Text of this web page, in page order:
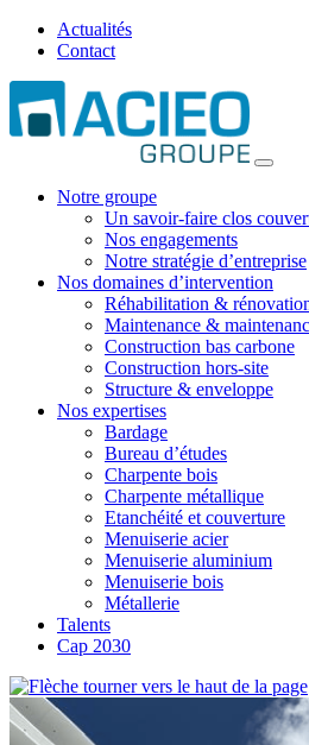
Actualités
Contact
Notre groupe
Un savoir-faire clos
Nos engagements
Notre stratégie d’entreprise
Nos domaines d’intervention
Réhabilitation &
Maintenance &
Construction bas carbone
Construction hors-site
Structure & enveloppe
Nos expertises
Bardage
Bureau d’études
Charpente bois
Charpente métallique
Etanchéité et couverture
Menuiserie acier
Menuiserie aluminium
Menuiserie bois
Métallerie
Talents
Cap 2030